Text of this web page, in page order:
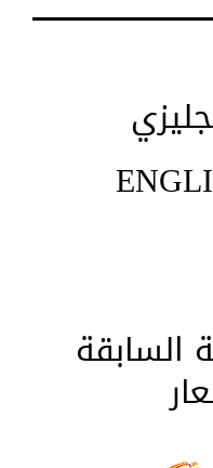
twitter
facebook
السابقة